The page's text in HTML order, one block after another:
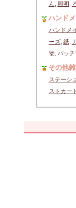
ん, 照明 ,
ハンド
ハンドメ
ーズ, 紙,
物, パッチ
その他
ステーシ
ストカー